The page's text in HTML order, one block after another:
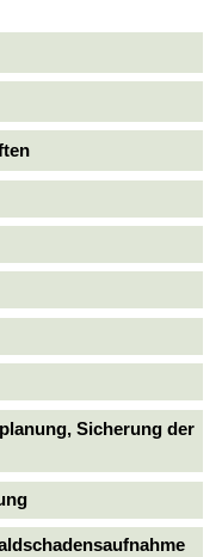
Sicherung der